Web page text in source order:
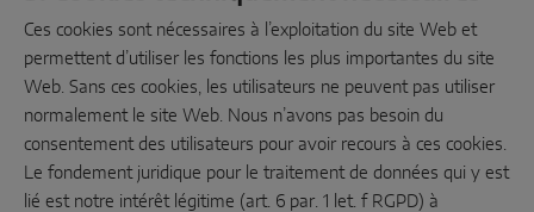
Ces cookies sont nécessaires à l’exploitation du site Web et
permettent d’utiliser les fonctions les plus importantes du site
Web. Sans ces cookies, les utilisateurs ne peuvent pas utiliser
normalement le site Web. Nous n’avons pas besoin du
consentement des utilisateurs pour avoir recours à ces cookies.
Le fondement juridique pour le traitement de données qui y est
lié est notre intérêt légitime (art. 6 par. 1 let. f RGPD) à